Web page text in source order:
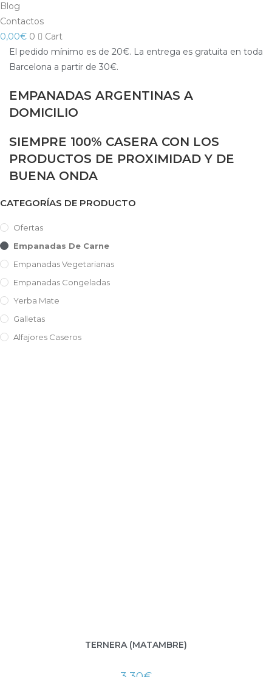
Blog
Contactos
0,00€ 0
Cart
El pedido mínimo es de 20€. La entrega es gratuita en toda
Barcelona a partir de 30€.
EMPANADAS ARGENTINAS A
DOMICILIO
SIEMPRE 100% CASERA CON LOS
PRODUCTOS DE PROXIMIDAD Y DE
BUENA ONDA
CATEGORÍAS DE PRODUCTO
Ofertas
Empanadas De Carne
Empanadas Vegetarianas
Empanadas Congeladas
Yerba Mate
Galletas
Alfajores Caseros
TERNERA (MATAMBRE)